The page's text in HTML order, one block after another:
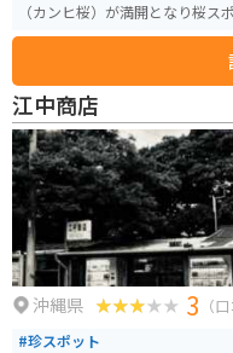
（カンヒ桜）が満開となり桜
頂上からの眺めも絶景なパワー
します。観覧料で歴史文化セン
江中商店
沖縄県 3 （
#珍スポット